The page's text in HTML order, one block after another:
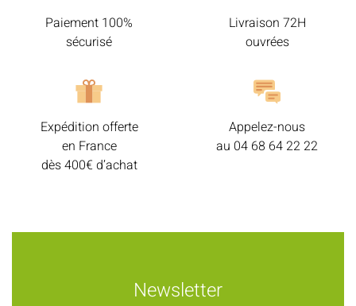
Paiement 100%
sécurisé
Livraison 72H
ouvrées
Expédition offerte
en France
dès 400€ d’achat
Appelez-nous
au 04 68 64 22 22
Newsletter